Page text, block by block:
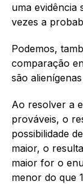
uma evidência
vezes a
Podemos,
comparação
são
Ao resolver a
prováveis, o
possibilidade
maior, o
maior for o
menor do que